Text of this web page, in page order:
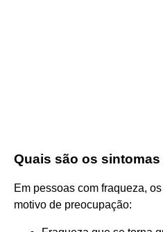
Quais são os
Em pessoas com fraqueza,
motivo de preocupação: